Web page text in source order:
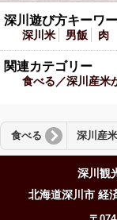
深川遊び方キーワ
深川米 男飯 肉
関連カテゴリー
食べる／深川産米
食べる 深川産
深川観
北海道深川市 経